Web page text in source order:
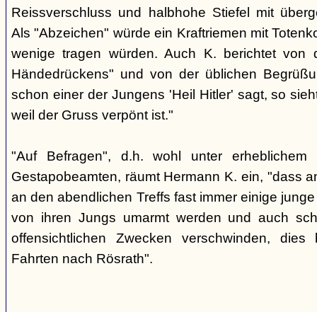
Reissverschluss und halbhohe Stiefel mit
Als "Abzeichen" würde ein Kraftriemen mit
wenige tragen würden. Auch K. berichtet von
Händedrückens" und von der üblichen
schon einer der Jungens 'Heil Hitler' sagt, so
weil der Gruss verpönt ist."
"Auf Befragen", d.h. wohl unter erheblichem
Gestapobeamten, räumt Hermann K. ein, "dass
an den abendlichen Treffs fast immer einige
von ihren Jungs umarmt werden und auch
offensichtlichen Zwecken verschwinden,
Fahrten nach Rösrath".